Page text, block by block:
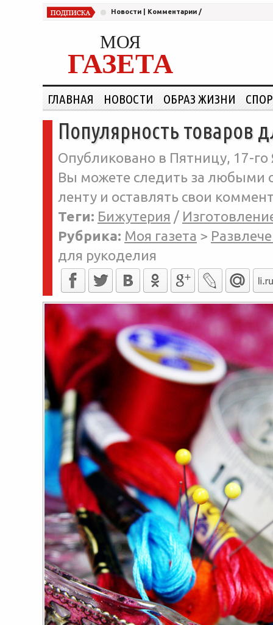
Новости Комментарии /
МОЯ
ГАЗЕТА
ГЛАВНАЯ НОВОСТИ ОБРАЗ ЖИЗНИ
Популярность товаров
Опубликовано в Пятницу, 17-го
Вы можете следить за любыми
ленту и оставлять свои
Теги: Бижутерия /
Рубрика: Моя газета >
для рукоделия